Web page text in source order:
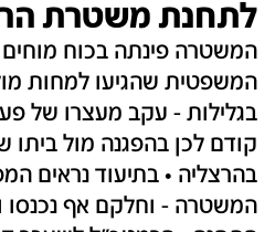
לתחנת משטרת
המשטרה פינתה בכוח
המשפטית שהגיעו למחות
בגלילות - עקב מעצרו של
בהרצליה • בתיעוד נראים
המשטרה - וחלקם אף נכנסו